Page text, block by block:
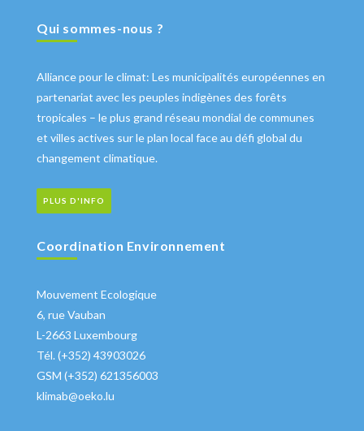
Qui sommes-nous ?
Alliance pour le climat: Les municipalités européennes en
partenariat avec les peuples indigènes des forêts
tropicales – le plus grand réseau mondial de communes
et villes actives sur le plan local face au défi global du
changement climatique.
PLUS D'INFO
Coordination Environnement
Mouvement Ecologique
6, rue Vauban
L-2663 Luxembourg
Tél. (+352) 43903026
GSM (+352) 621356003
klimab@oeko.lu